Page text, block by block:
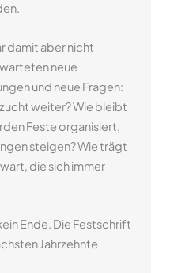
damit aber nicht
neue
und neue Fragen:
weiter? Wie bleibt
Feste organisiert,
steigen? Wie trägt
die sich immer
Ende. Die Festschrift
Jahrzehnte